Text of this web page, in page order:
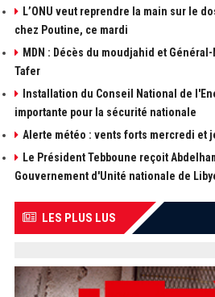
L’ONU veut reprendre la main sur le
chez Poutine, ce mardi
MDN : Décès du moudjahid et
Tafer
Installation du Conseil National de
importante pour la sécurité nationale
Alerte météo : vents forts mercredi et
Le Président Tebboune reçoit
Gouvernement d'Unité nationale de
LES PLUS LUS